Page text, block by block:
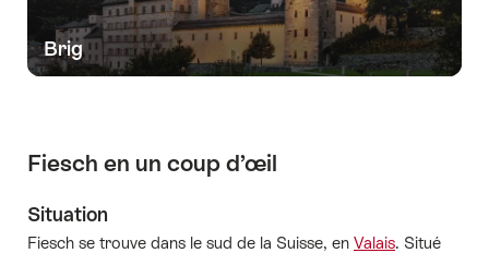
Brig
Fiesch en un coup d’œil
Situation
Fiesch se trouve dans le sud de la Suisse, en Valais. Situé